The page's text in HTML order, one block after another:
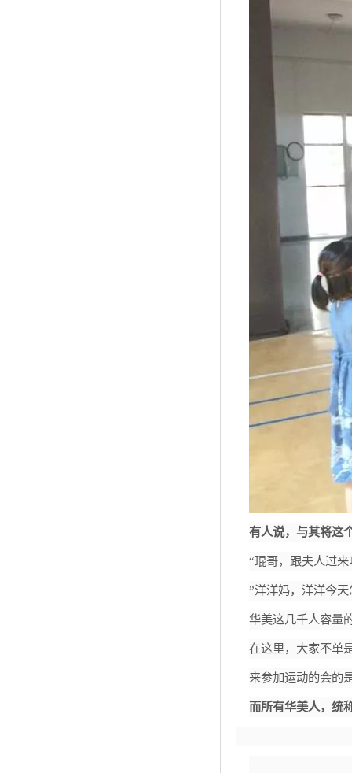
有人说，与其将这
“琨哥，跟夫人过
”洋洋妈，洋洋今
华美这几千人容量
在这里，大家不单
来参加运动的会的
而所有华美人，统